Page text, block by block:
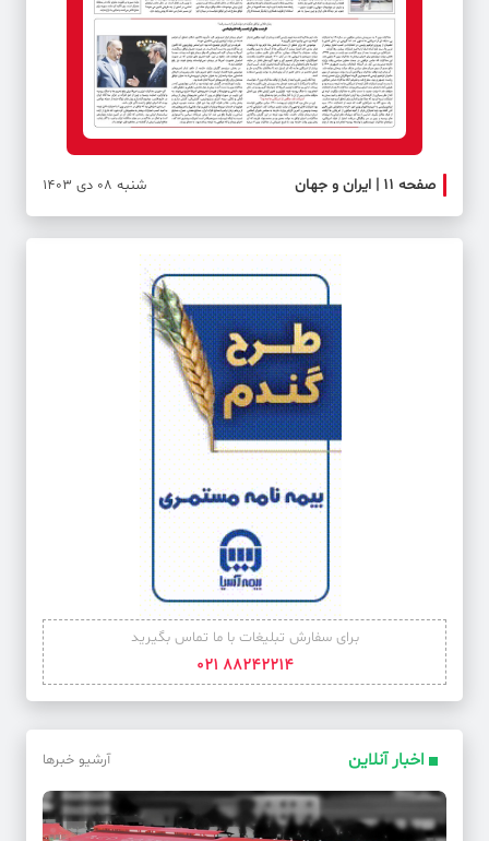
صفحه ۱۱ | ایران و جهان شنبه 08 دی 1403
برای سفارش تبلیغات با ما تماس بگیرید
88242214 021
اخبار آنلاین آرشیو خبرها